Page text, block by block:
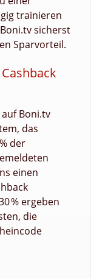
trainieren
sicherst
Sparvorteil.
Boni.tv
das
der
einen
% ergeben
die